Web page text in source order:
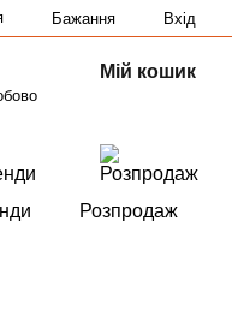
Бажання Вхід
Мій кошик
Розпродаж